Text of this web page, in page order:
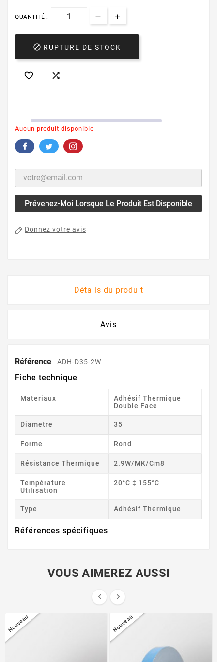
QUANTITÉ :
 RUPTURE DE STOCK
 
Aucun produit disponible
Prévenez-Moi Lorsque Le Produit Est Disponible
Donnez votre avis
Détails du produit
Avis
Référence ADH-D35-2W
Fiche technique
Materiaux
Adhésif Thermique
Double Face
Diametre 35
Forme Rond
Résistance Thermique 2.9W/mK/cm8
Température
Utilisation
20°C ‡ 155°C
Type Adhésif Thermique
Références spécifiques
VOUS AIMEREZ AUSSI
 
Nouveau Nouveau